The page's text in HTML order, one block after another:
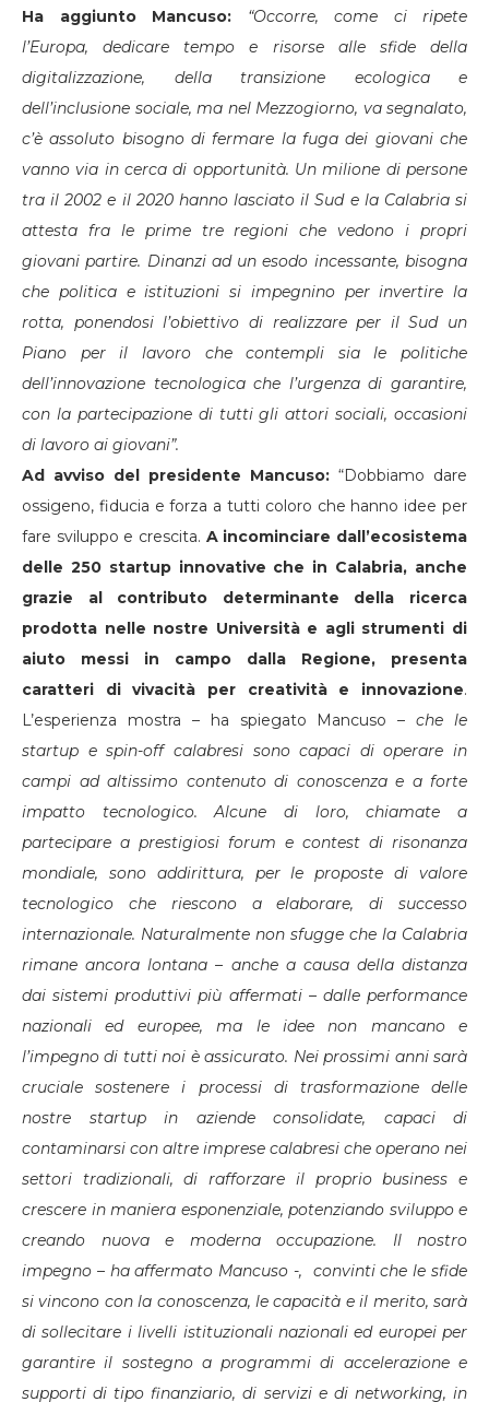
Ha aggiunto Mancuso:
“Occorre, come ci ripete
l’Europa, dedicare tempo e risorse alle sfide della
digitalizzazione, della transizione ecologica e
dell’inclusione sociale, ma nel Mezzogiorno, va segnalato,
c’è assoluto bisogno di fermare la fuga dei giovani che
vanno via in cerca di opportunità. Un milione di persone
tra il 2002 e il 2020 hanno lasciato il Sud e la Calabria si
attesta fra le prime tre regioni che vedono i propri
giovani partire. Dinanzi ad un esodo incessante, bisogna
che politica e istituzioni si impegnino per invertire la
rotta, ponendosi l’obiettivo di realizzare per il Sud un
Piano per il lavoro che contempli sia le politiche
dell’innovazione tecnologica che l’urgenza di garantire,
con la partecipazione di tutti gli attori sociali, occasioni
di lavoro ai giovani”.
Ad avviso del presidente Mancuso: “Dobbiamo dare
ossigeno, fiducia e forza a tutti coloro che hanno idee per
fare sviluppo e crescita. A incominciare dall’ecosistema
delle 250 startup innovative che in Calabria, anche
grazie al contributo determinante della ricerca
prodotta nelle nostre Università e agli strumenti di
aiuto messi in campo dalla Regione, presenta
caratteri di vivacità per creatività e innovazione.
L’esperienza mostra – ha spiegato Mancuso –che le
startup e spin-off calabresi sono capaci di operare in
campi ad altissimo contenuto di conoscenza e a forte
impatto tecnologico. Alcune di loro, chiamate a
partecipare a prestigiosi forum e contest di risonanza
mondiale, sono addirittura, per le proposte di valore
tecnologico che riescono a elaborare, di successo
internazionale. Naturalmente non sfugge che la Calabria
rimane ancora lontana – anche a causa della distanza
dai sistemi produttivi più affermati – dalle performance
nazionali ed europee, ma le idee non mancano e
l’impegno di tutti noi è assicurato. Nei prossimi anni sarà
cruciale sostenere i processi di trasformazione delle
nostre startup in aziende consolidate, capaci di
contaminarsi con altre imprese calabresi che operano nei
settori tradizionali, di rafforzare il proprio business e
crescere in maniera esponenziale, potenziando sviluppo e
creando nuova e moderna occupazione. Il nostro
impegno – ha affermato Mancuso -, convinti che le sfide
si vincono con la conoscenza, le capacità e il merito, sarà
di sollecitare i livelli istituzionali nazionali ed europei per
garantire il sostegno a programmi di accelerazione e
supporti di tipo finanziario, di servizi e di networking, in